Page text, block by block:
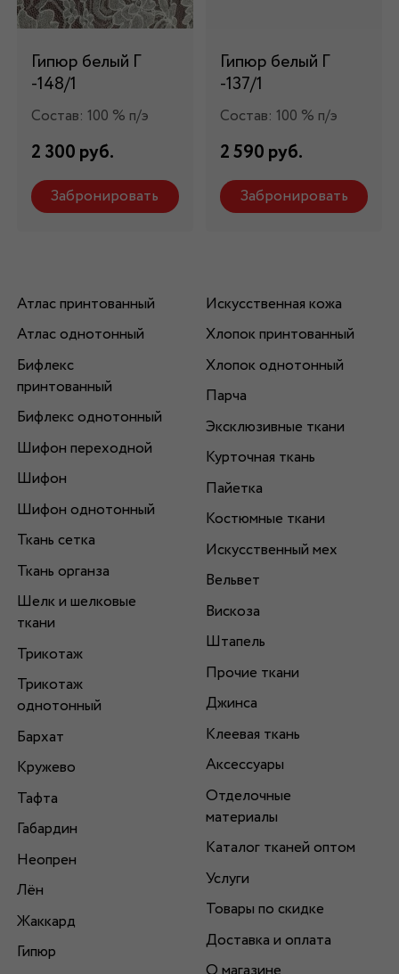
Гипюр белый Г
-148/1
Состав: 100 % п/э
2 300 руб.
Забронировать
Гипюр белый Г
-137/1
Состав: 100 % п/э
2 590 руб.
Забронировать
Атлас принтованный
Атлас однотонный
Бифлекс
принтованный
Бифлекс однотонный
Шифон переходной
Шифон
Шифон однотонный
Ткань сетка
Ткань органза
Шелк и шелковые
ткани
Трикотаж
Трикотаж
однотонный
Бархат
Кружево
Тафта
Габардин
Неопрен
Лён
Жаккард
Гипюр
Искусственная кожа
Хлопок принтованный
Хлопок однотонный
Парча
Эксклюзивные ткани
Курточная ткань
Пайетка
Костюмные ткани
Искусственный мех
Вельвет
Вискоза
Штапель
Прочие ткани
Джинса
Клеевая ткань
Аксессуары
Отделочные
материалы
Каталог тканей оптом
Услуги
Товары по скидке
Доставка и оплата